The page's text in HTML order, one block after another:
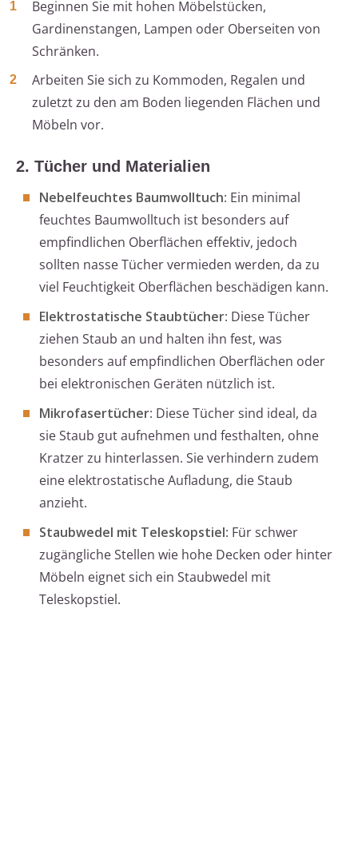
Beginnen Sie mit hohen Möbelstücken,
Gardinenstangen, Lampen oder Oberseiten von
Schränken.
Arbeiten Sie sich zu Kommoden, Regalen und
zuletzt zu den am Boden liegenden Flächen und
Möbeln vor.
2. Tücher und Materialien
Nebelfeuchtes Baumwolltuch: Ein minimal
feuchtes Baumwolltuch ist besonders auf
empfindlichen Oberflächen effektiv, jedoch
sollten nasse Tücher vermieden werden, da zu
viel Feuchtigkeit Oberflächen beschädigen kann.
Elektrostatische Staubtücher: Diese Tücher
ziehen Staub an und halten ihn fest, was
besonders auf empfindlichen Oberflächen oder
bei elektronischen Geräten nützlich ist.
Mikrofasertücher: Diese Tücher sind ideal, da
sie Staub gut aufnehmen und festhalten, ohne
Kratzer zu hinterlassen. Sie verhindern zudem
eine elektrostatische Aufladung, die Staub
anzieht.
Staubwedel mit Teleskopstiel: Für schwer
zugängliche Stellen wie hohe Decken oder hinter
Möbeln eignet sich ein Staubwedel mit
Teleskopstiel.